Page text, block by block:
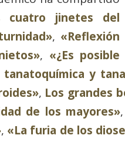
cuatro jinetes del
, «Reflexión
, «¿Es posible
tanatoquímica y
, Los grandes
de los mayores»,
, «La furia de los